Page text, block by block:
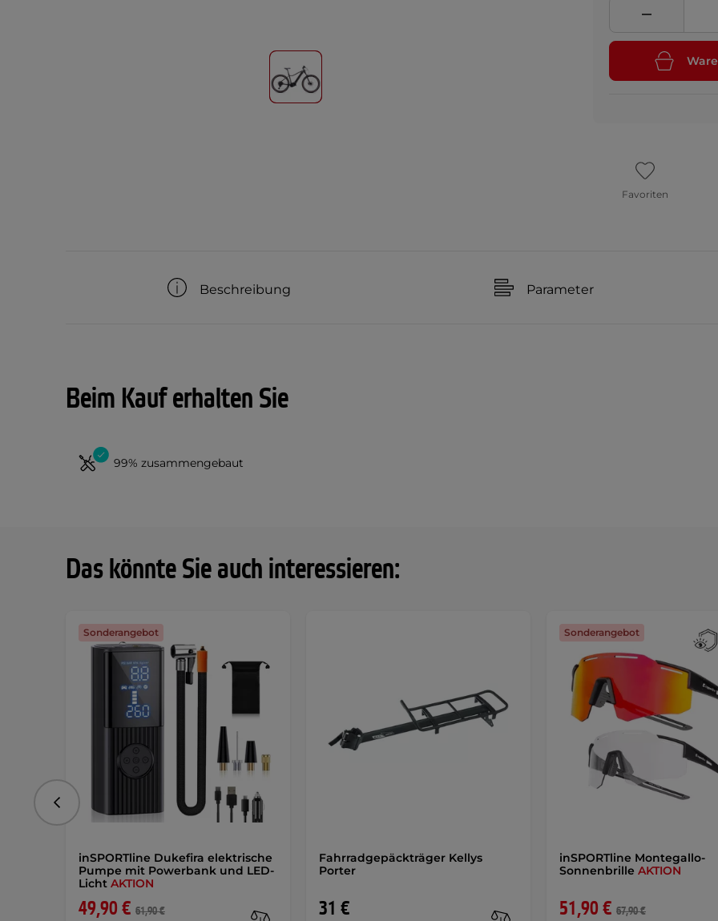
Favoriten
Beschreibung Parameter
Beim Kauf erhalten Sie
99% zusammengebaut
Das könnte Sie auch interessieren:
inSPORTline Dukefira elektrische
Pumpe mit Powerbank und LED-
Licht AKTION
49,90 € 61,90 €
Sonderangebot
Fahrradgepäckträger Kellys
Porter
31 €
inSPORTline Montegallo-
Sonnenbrille AKTION
51,90 € 67,90 €
Sonderangebot
vorhergehend